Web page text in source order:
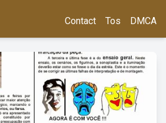
Contact Tos DMCA